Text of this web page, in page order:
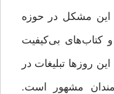
این مشکل در حوزه‌
کتاب‌های بی‌کیفیت
روزها تبلیغات در
مشهور است.